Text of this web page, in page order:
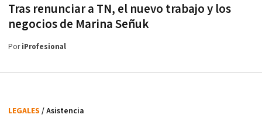
Tras renunciar a TN, el nuevo trabajo y los
negocios de Marina Señuk
PoriProfesional
LEGALES / Asistencia